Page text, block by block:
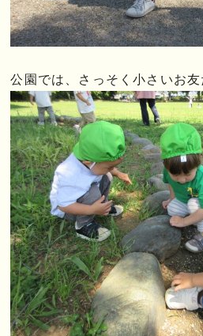
公園では、さっそく小さいお友